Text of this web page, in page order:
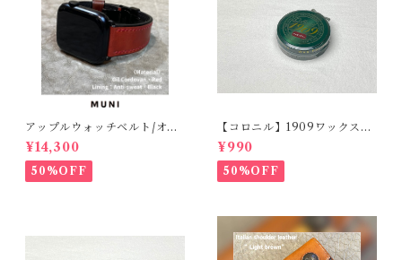
アップルウォッチベルト/オイ
ルコードバン・レッド・フラ
ット（For 42/44/45/49m
m）時計バンド
¥14,300
50%OFF
【コロニル】1909ワックスポ
リッシュ バーガンディ（革
靴用）
¥990
50%OFF